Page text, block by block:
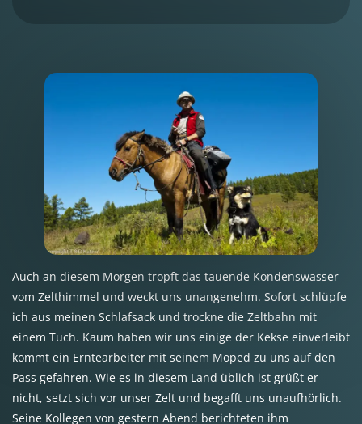
Auch an diesem Morgen tropft das tauende Kondenswasser
vom Zelthimmel und weckt uns unangenehm. Sofort schlüpfe
ich aus meinen Schlafsack und trockne die Zeltbahn mit
einem Tuch. Kaum haben wir uns einige der Kekse einverleibt
kommt ein Erntearbeiter mit seinem Moped zu uns auf den
Pass gefahren. Wie es in diesem Land üblich ist grüßt er
nicht, setzt sich vor unser Zelt und begafft uns unaufhörlich.
Seine Kollegen von gestern Abend berichteten ihm